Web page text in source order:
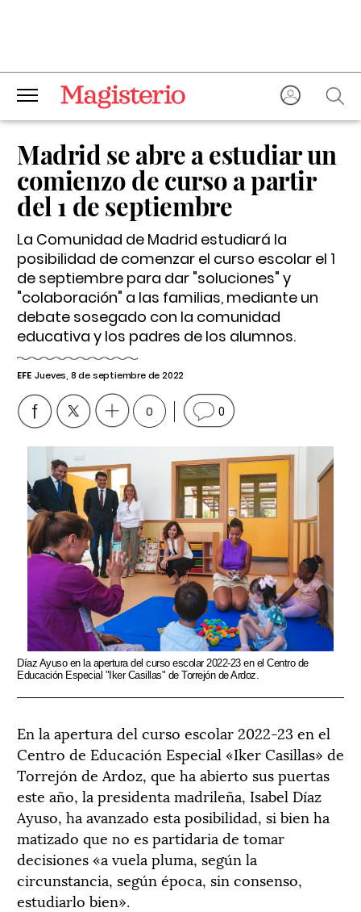
Madrid se abre a estudiar un
comienzo de curso a partir
del 1 de septiembre
La Comunidad de Madrid estudiará la
posibilidad de comenzar el curso escolar el 1
de septiembre para dar "soluciones" y
"colaboración" a las familias, mediante un
debate sosegado con la comunidad
educativa y los padres de los alumnos.
EFE Jueves, 8 de septiembre de 2022
0 0
Díaz Ayuso en la apertura del curso escolar 2022-23 en el Centro de
Educación Especial "Iker Casillas" de Torrejón de Ardoz.
En la apertura del curso escolar 2022-23 en el
Centro de Educación Especial «Iker Casillas» de
Torrejón de Ardoz, que ha abierto sus puertas
este año, la presidenta madrileña, Isabel Díaz
Ayuso, ha avanzado esta posibilidad, si bien ha
matizado que no es partidaria de tomar
decisiones «a vuela pluma, según la
circunstancia, según época, sin consenso,
estudiarlo bien».